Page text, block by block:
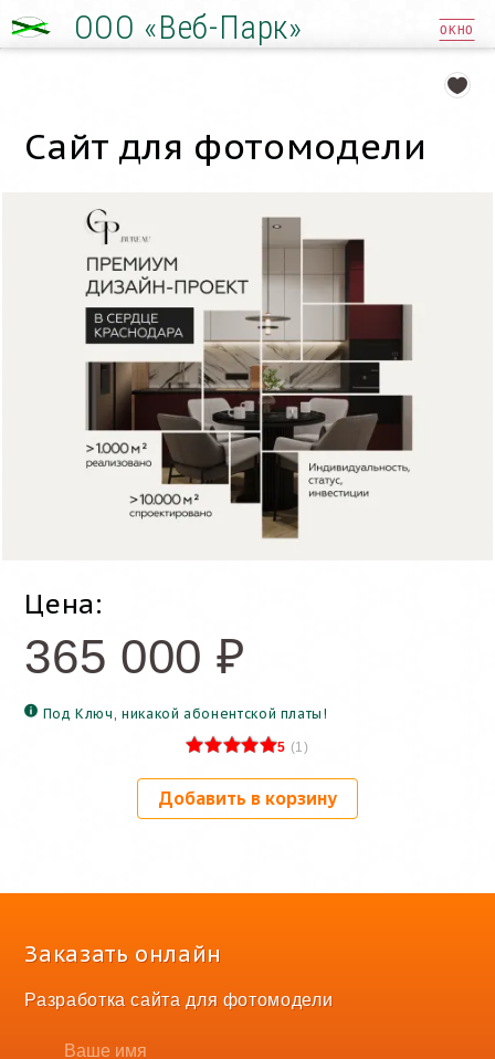
ООО «Веб-Парк» ОКНО
Заказать онлайн
Разработка сайта для фотомодели
Сайт для фотомодели
Цена:
365 000 ₽
Под Ключ, никакой абонентской платы!
5 (1)
Добавить в корзину